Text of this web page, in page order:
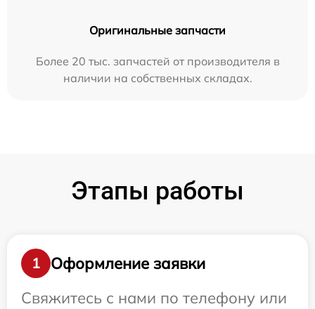
Оригинальные запчасти
Более 20 тыс. запчастей от производителя в
наличии на собственных складах.
Этапы работы
1
Оформление заявки
Свяжитесь с нами по телефону или